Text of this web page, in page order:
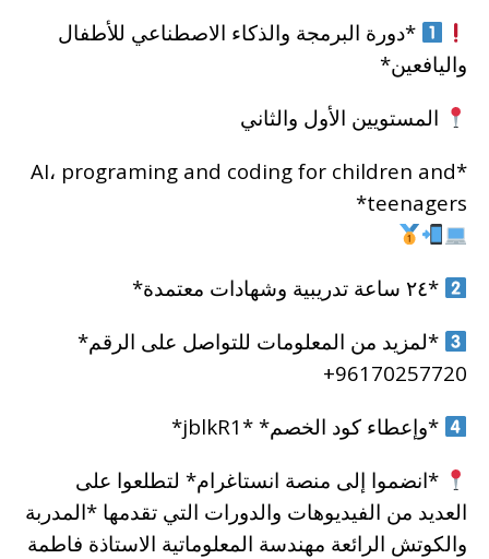
*دورة البرمجة والذكاء الاصطناعي للأطفال
واليافعين*
المستويين الأول والثاني
*AI، programing and coding for children and
teenagers*
*٢٤ ساعة تدريبية وشهادات معتمدة*
*لمزيد من المعلومات للتواصل على الرقم*
96170257720+
*وإعطاء كود الخصم* *jblkR1*
*انضموا إلى منصة انستاغرام* لتطلعوا على
العديد من الفيديوهات والدورات التي تقدمها *المدربة
والكوتش الرائعة مهندسة المعلوماتية الاستاذة فاطمة